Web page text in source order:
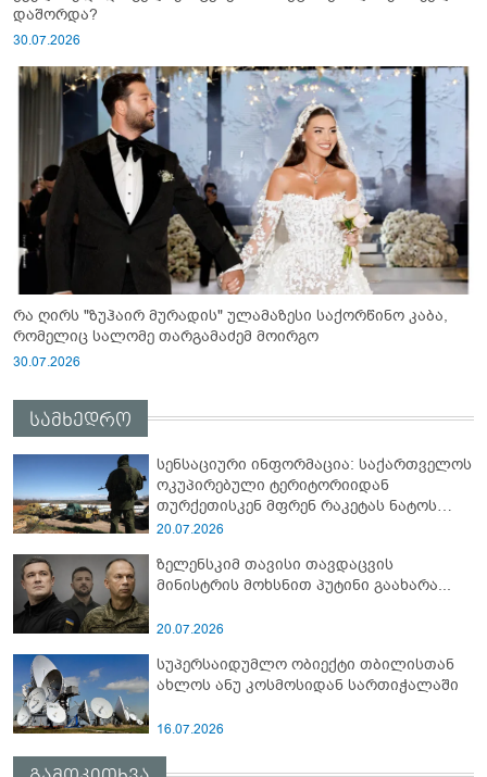
დაშორდა?
30.07.2026
რა ღირს "ზუჰაირ მურადის" ულამაზესი საქორწინო კაბა,
რომელიც სალომე თარგამაძემ მოირგო
30.07.2026
სამხედრო
სენსაციური ინფორმაცია: საქართველოს
ოკუპირებული ტერიტორიიდან
თურქეთისკენ მფრენ რაკეტას ნატოს
სამიტი კინაღამ ჩაუშლია
20.07.2026
ზელენსკიმ თავისი თავდაცვის
მინისტრის მოხსნით პუტინი გაახარა...
20.07.2026
სუპერსაიდუმლო ობიექტი თბილისთან
ახლოს ანუ კოსმოსიდან სართიჭალაში
16.07.2026